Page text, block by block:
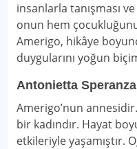
insanlarla tanışması
onun hem
Amerigo, hikâye
duygularını yoğun
Antonietta Speranza
Amerigo’nun
bir kadındır. Hayat
etkileriyle yaşamıştır.